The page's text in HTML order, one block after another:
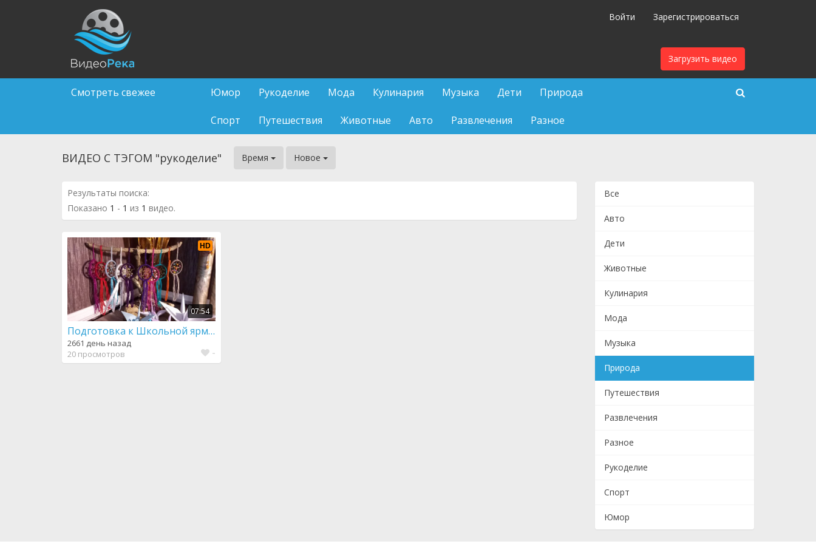
Войти Зарегистрироваться
Загрузить видео
Смотреть свежее Юмор Рукоделие Мода Кулинария Музыка Дети Природа
Спорт Путешествия Животные Авто Развлечения Разное
ВИДЕО С ТЭГОМ "рукоделие" Время Новое
Результаты поиска:
Показано 1 - 1 из 1 видео.
HD
07:54
Подготовка к Школьной ярмарке
2661 день назад
20 просмотров
-
Все
Авто
Дети
Животные
Кулинария
Мода
Музыка
Природа
Путешествия
Развлечения
Разное
Рукоделие
Спорт
Юмор